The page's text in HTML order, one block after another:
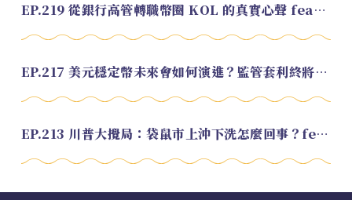
EP.219 從銀行高管轉職幣圈 KOL 的真實心聲 feat.龜大
EP.217 美元穩定幣未來會如何演進？監管套利終將收斂？feat. 研究員 余哲安
EP.213 川普大攪局：袋鼠市上沖下洗怎麼回事？feat. Alvin